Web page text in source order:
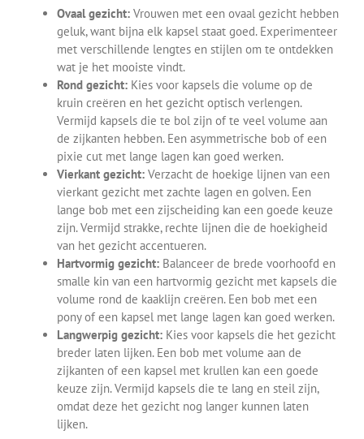
Ovaal gezicht: Vrouwen met een ovaal gezicht hebben
geluk, want bijna elk kapsel staat goed. Experimenteer
met verschillende lengtes en stijlen om te ontdekken
wat je het mooiste vindt.
Rond gezicht: Kies voor kapsels die volume op de
kruin creëren en het gezicht optisch verlengen.
Vermijd kapsels die te bol zijn of te veel volume aan
de zijkanten hebben. Een asymmetrische bob of een
pixie cut met lange lagen kan goed werken.
Vierkant gezicht: Verzacht de hoekige lijnen van een
vierkant gezicht met zachte lagen en golven. Een
lange bob met een zijscheiding kan een goede keuze
zijn. Vermijd strakke, rechte lijnen die de hoekigheid
van het gezicht accentueren.
Hartvormig gezicht: Balanceer de brede voorhoofd en
smalle kin van een hartvormig gezicht met kapsels die
volume rond de kaaklijn creëren. Een bob met een
pony of een kapsel met lange lagen kan goed werken.
Langwerpig gezicht: Kies voor kapsels die het gezicht
breder laten lijken. Een bob met volume aan de
zijkanten of een kapsel met krullen kan een goede
keuze zijn. Vermijd kapsels die te lang en steil zijn,
omdat deze het gezicht nog langer kunnen laten
lijken.